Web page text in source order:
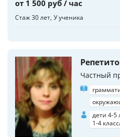
от 1 500 руб / час
Стаж 30 лет У ученика
Частный
дети 4-5
1-4